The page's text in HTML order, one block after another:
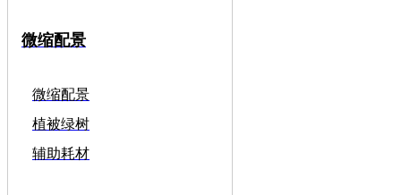
微缩配景
微缩配景
植被绿树
辅助耗材